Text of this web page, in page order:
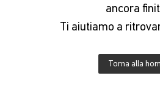
ancora
Ti aiutiamo a
Torna alla